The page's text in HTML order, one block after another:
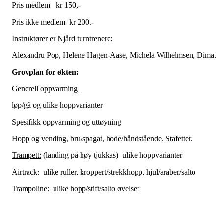
Pris medlem kr 150,-
Pris ikke medlem kr 200.-
Instruktører er Njård turntrenere:
Alexandru Pop, Helene Hagen-Aase, Michela Wilhelmsen, Dima.
Grovplan for økten:
Generell oppvarming
løp/gå og ulike hoppvarianter
Spesifikk oppvarming og uttøyning
Hopp og vending, bru/spagat, hode/håndstående. Stafetter.
Trampett: (landing på høy tjukkas) ulike hoppvarianter
Airtrack: ulike ruller, kroppert/strekkhopp, hjul/araber/salto
Trampoline: ulike hopp/stift/salto øvelser